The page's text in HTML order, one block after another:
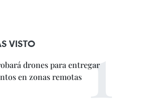
VISTO
drones para entregar
en zonas remotas